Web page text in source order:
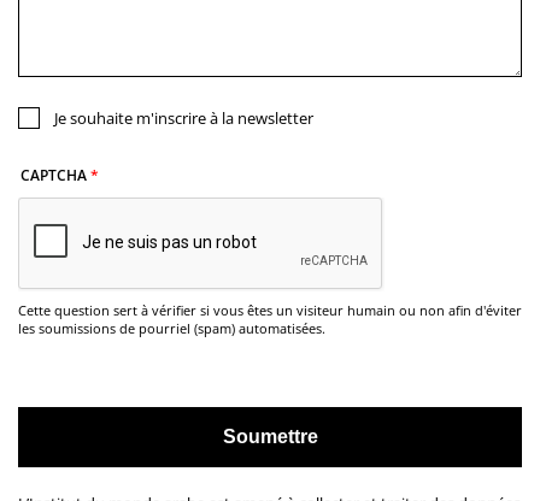
Je souhaite m'inscrire à la newsletter
CAPTCHA
Cette question sert à vérifier si vous êtes un visiteur humain ou non afin d'éviter
les soumissions de pourriel (spam) automatisées.